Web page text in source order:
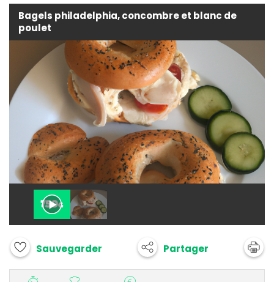
Bagels philadelphia, concombre et blanc de
poulet
Sauvegarder Partager